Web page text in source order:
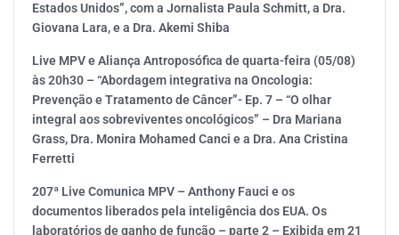
Estados Unidos”, com a Jornalista Paula Schmitt, a Dra.
Giovana Lara, e a Dra. Akemi Shiba
Live MPV e Aliança Antroposófica de quarta-feira (05/08)
às 20h30 – “Abordagem integrativa na Oncologia:
Prevenção e Tratamento de Câncer”- Ep. 7 – “O olhar
integral aos sobreviventes oncológicos” – Dra Mariana
Grass, Dra. Monira Mohamed Canci e a Dra. Ana Cristina
Ferretti
207ª Live Comunica MPV – Anthony Fauci e os
documentos liberados pela inteligência dos EUA. Os
laboratórios de ganho de função – parte 2 – Exibida em 21